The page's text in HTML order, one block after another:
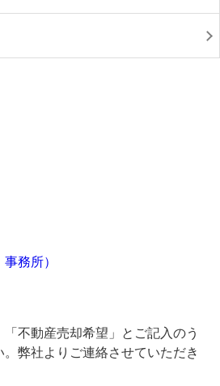
不動産売却希望」とご記入のう
。弊社よりご連絡させていただき